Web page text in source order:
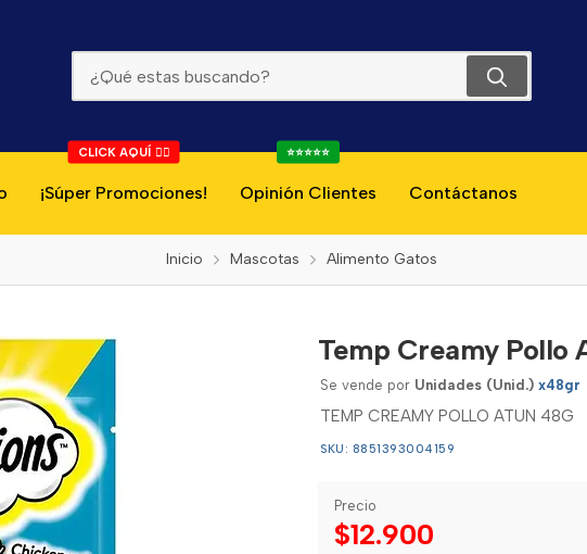
¡Súper Promociones!
CLICK AQUÍ 👇🏻
Opinión Clientes
⭐⭐⭐⭐⭐
Contáctanos
Inicio Mascotas Alimento Gatos
Temp Creamy Pollo
Se vende por Unidades (Unid.) x48gr
TEMP CREAMY POLLO ATUN 48G
SKU: 8851393004159
Precio
$12.900